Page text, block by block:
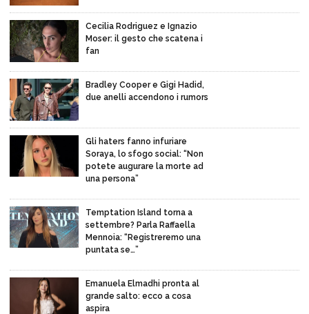
Cecilia Rodriguez e Ignazio
Moser: il gesto che scatena i
fan
Bradley Cooper e Gigi Hadid,
due anelli accendono i rumors
Gli haters fanno infuriare
Soraya, lo sfogo social: “Non
potete augurare la morte ad
una persona”
Temptation Island torna a
settembre? Parla Raffaella
Mennoia: “Registreremo una
puntata se…”
Emanuela Elmadhi pronta al
grande salto: ecco a cosa
aspira